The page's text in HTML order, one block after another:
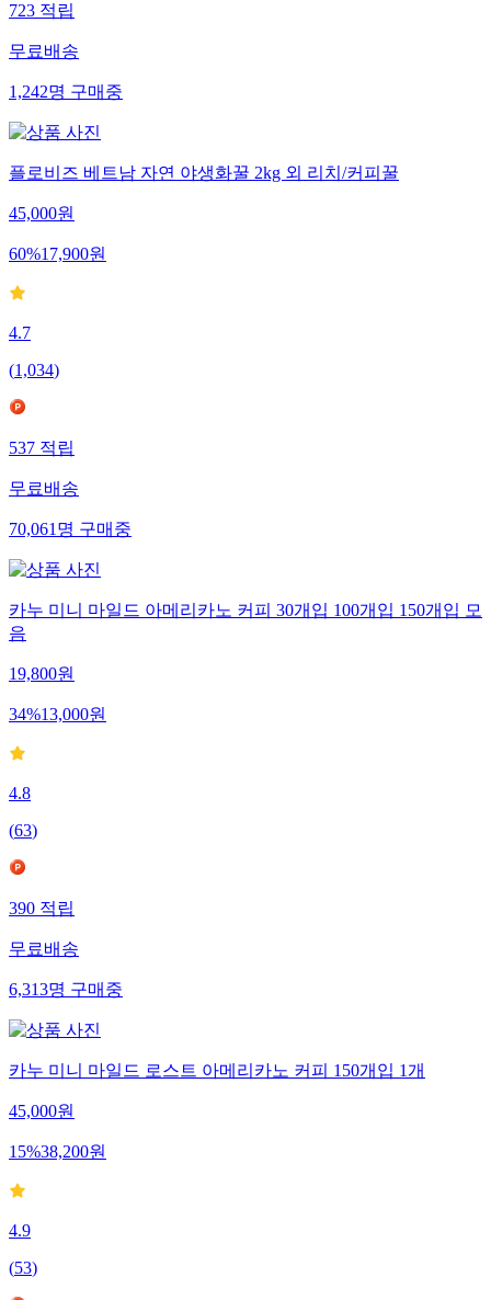
723 적립
무료배송
1,242명 구매중
플로비즈 베트남 자연 야생화꿀 2kg 외 리치/커피꿀
45,000원
60%17,900원
4.7
(1,034)
537 적립
무료배송
70,061 명 구매중
카누 미니 마일드 아메리카노 커피 30개입 100개입 150개입 모
음
19,800원
34%13,000원
4.8
(63)
390 적립
무료배송
6,313명 구매중
카누 미니 마일드 로스트 아메리카노 커피 150개입 1개
45,000원
15%38,200원
4.9
(53)